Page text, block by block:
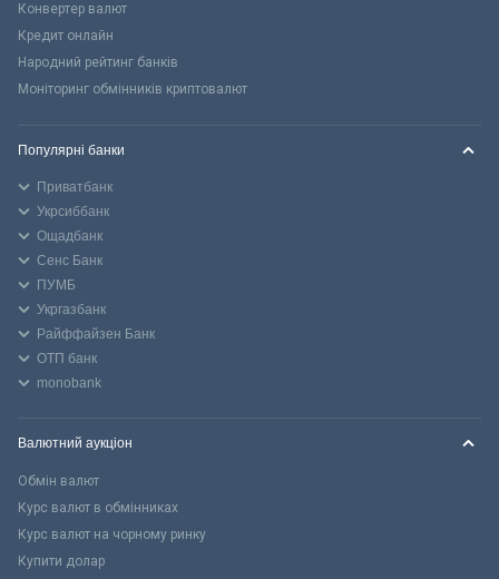
Конвертер валют
Кредит онлайн
Народний рейтинг банків
Моніторинг обмінників криптовалют
Популярні банки
Приватбанк
Укрсиббанк
Ощадбанк
Сенс Банк
ПУМБ
Укргазбанк
Райффайзен Банк
ОТП банк
monobank
Валютний аукціон
Обмін валют
Курс валют в обмінниках
Курс валют на чорному ринку
Купити долар